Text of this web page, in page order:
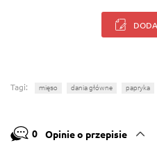
Tagi: mięso dania główne papryka
0 Opinie o przepisie